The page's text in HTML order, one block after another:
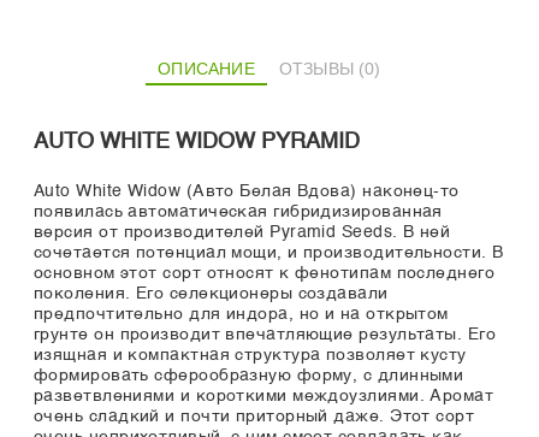
ОПИСАНИЕ ОТЗЫВЫ (0)
AUTO WHITE WIDOW PYRAMID
Auto White Widow (Авто Белая Вдова) наконец-то
появилась автоматическая гибридизированная
версия от производителей Pyramid Seeds. В ней
сочетается потенциал мощи, и производительности. В
основном этот сорт относят к фенотипам последнего
поколения. Его селекционеры создавали
предпочтительно для индора, но и на открытом
грунте он производит впечатляющие результаты. Его
изящная и компактная структура позволяет кусту
формировать сферообразную форму, с длинными
разветвлениями и короткими междоузлиями. Аромат
очень сладкий и почти приторный даже. Этот сорт